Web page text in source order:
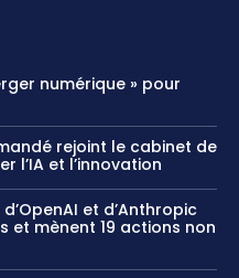
numérique » pour
rejoint le cabinet de
l’IA et l’innovation
et d’Anthropic
et mènent 19 actions non